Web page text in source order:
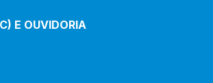
E OUVIDORIA